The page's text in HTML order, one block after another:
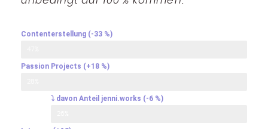
Contenterstellung (-33 %)
Passion Projects (+18 %)​
⤵ davon Anteil jenni.works (-6 %)